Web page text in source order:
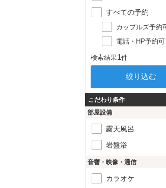
すべての予約
カップルズ予約
電話・HP予約可
検索結果1件
こだわり条件
部屋設備
露天風呂
岩盤浴
音響・映像・通信
カラオケ